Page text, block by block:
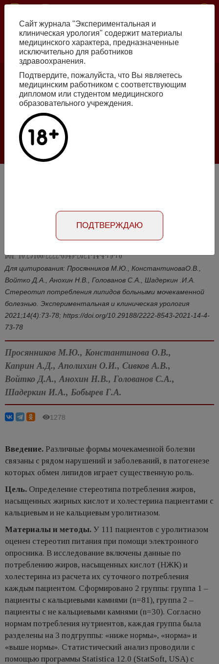
Перейти
основному
содержанию
Номер №2, 2026
Галлюцинации больших языковых моделей
в клинической урологии
Статья на русском
Статья на английском
DOI: 10.29188/2222-8543-2021-14-4-73-78
Для цитирования: Просянников М.Ю., КонстантиноваО.В.,
Войтко Д.А., Анохин Н.В., Голованов С.А., Шадеркин .И.А.
Стереотип потребления липидов больными мочекаменной
болезнью. Экспериментальная и клиническая урология
2021;14(4):73-78; https://doi.org/10.29188/2222-8543-2021-14-4-
73-78
Просянников М.Ю., Константинова О.В.,
Каприн А.Д., Аполихин О.И., Сивков А.В.,
Войтко Д.А., Анохин Н.В., Голованов С.А.,
Шадеркин И.А., Бобырев Г.А.
1278
Введение. Различные формы мочекаменной болезни
связаны с рядом нарушений и заболеваний, в патогенезе
которых обмен липидов играет существенную роль.
Цель. Определение стереотипа потребления жиров,
насыщенных жирных кислот и холестерина пациентами с
кальциевым и не кальциевым уролитиазом.
Материалы и методы. У 111 пациентов с уролитиазом
оценен стереотип питания при помощи электронного
опросника. В исследование включены данные по
потреблению жиров, насыщенных кислот (НЖК) и
холестерина из расчета их суточного потребления
каждым пациентом. Сформировано 2 группы: группа 1 –
пациенты с кальциевыми камнями (n=81), группа 2 –
пациенты с не кальциевыми камнями (n=30). Согласно
нормам потребления нутриентов, каждая группа была
разделены на 3 подгруппы: «ниже нормы», «норма» и
«выше нормы». Статистический анализ проводили с
помощью программы Statistica 12.0 (StatSoft, USA) с
Сайт журнала "Экспериментальная и
клиническая урология" содержит материалы
медицинского характера, предназначенные
исключительно для работников
здравоохранения.
Подтвердите, пожалуйста, что Вы являетесь
медицинским работником с соответствующим
дипломом или студентом медицинского
образовательного учреждения.
ПОДТВЕРЖДАЮ